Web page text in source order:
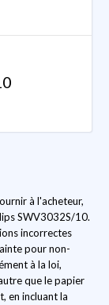
à l'acheteur,
SWV3032S/10.
incorrectes
pour non-
à la loi,
que le papier
en incluant la